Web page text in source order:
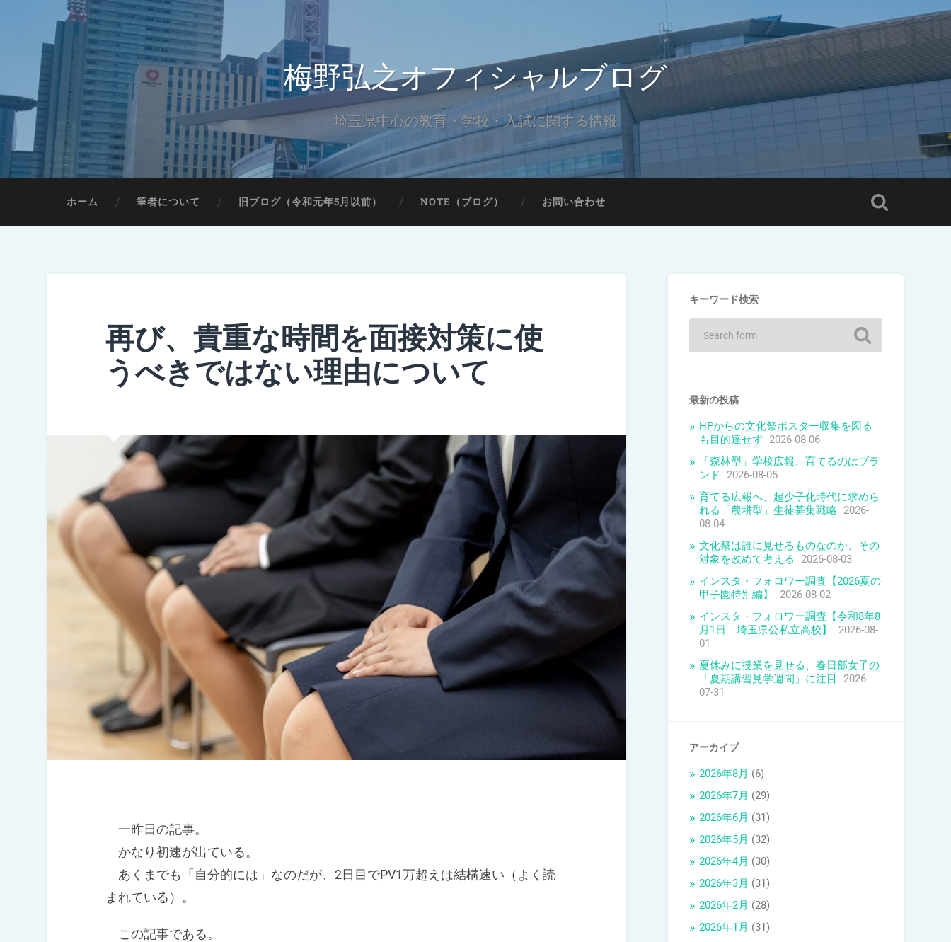
梅野弘之オフィシャルブログ
埼玉県中心の教育・学校・入試に関する情報
ホーム 筆者について 旧ブログ（令和元年5月以前） NOTE（ブログ） お問い合わせ
再び、貴重な時間を面接対策に使
うべきではない理由について
一昨日の記事。
かなり初速が出ている。
あくまでも「自分的には」なのだが、2日目でPV1万超えは結構速い（よく読
まれている）。
この記事である。
キーワード検索
最新の投稿
HPからの文化祭ポスター収集を図る
も目的達せず 2026-08-06
「森林型」学校広報、育てるのはブラ
ンド
2026-08-05
育てる広報へ、超少子化時代に求めら
れる「農耕型」生徒募集戦略 2026-
08-04
文化祭は誰に見せるものなのか、その
対象を改めて考える
2026-08-03
インスタ・フォロワー調査【2026夏の
甲子園特別編】
2026-08-02
インスタ・フォロワー調査【令和8年8
月1日 埼玉県公私立高校】
2026-08-
01
夏休みに授業を見せる、春日部女子の
「夏期講習見学週間」に注目
2026-
07-31
アーカイブ
2026年8月 (6)
2026年7月 (29)
2026年6月 (31)
2026年5月 (32)
2026年4月 (30)
2026年3月 (31)
2026年2月 (28)
2026年1月 (31)